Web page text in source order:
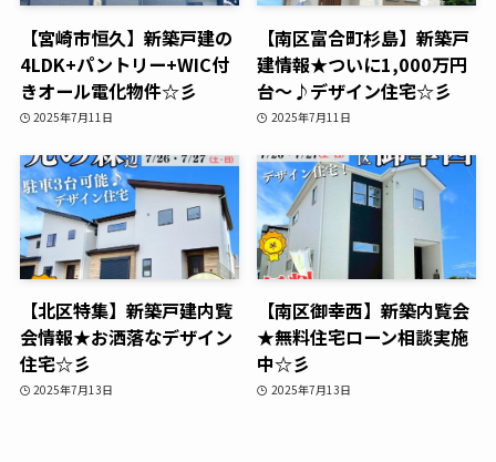
【宮崎市恒久】新築戸建の
4LDK+パントリー+WIC付
きオール電化物件☆彡
2025年7月11日
【南区富合町杉島】新築戸
建情報★ついに1,000万円
台～♪デザイン住宅☆彡
2025年7月11日
【北区特集】新築戸建内覧
会情報★お洒落なデザイン
住宅☆彡
2025年7月13日
【南区御幸西】新築内覧会
★無料住宅ローン相談実施
中☆彡
2025年7月13日